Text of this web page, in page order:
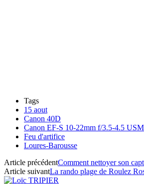
Tags
15 aout
Canon 40D
Canon EF-S 10-22mm f/3.5-4.5 USM
Feu d'artifice
Loures-Barousse
Article précédentComment nettoyer son
Article suivantLa rando plage de Roulez